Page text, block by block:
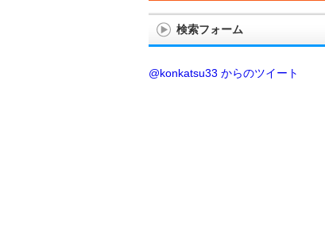
検索フォーム
@konkatsu33 からのツイート